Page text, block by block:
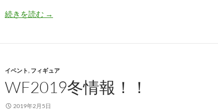
続きを読む WF2019夏情報！！
→
イベント, フィギュア
WF2019冬情報！！
2019年2月5日